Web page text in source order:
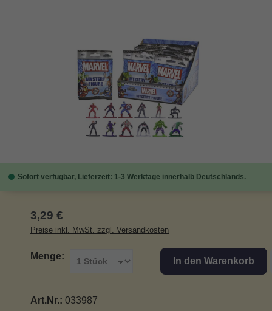
Sofort verfügbar, Lieferzeit: 1-3 Werktage innerhalb Deutschlands.
Regulärer Preis:
3,29 €
Preise inkl. MwSt. zzgl. Versandkosten
Menge: In den Warenkorb
Art.Nr.: 033987